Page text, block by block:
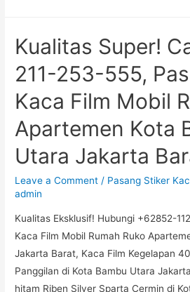
085
253
555,
Stiker
Kaca
Mobil
Ruko
Apartemen
Slipi
Jakarta
Kualitas Super!
211-253-555,
Kaca Film Mobil
Apartemen Kota
Utara Jakarta
Leave a Comment / Pasang Stiker
admin
Kualitas Eksklusif! Hubungi +62852-
Kaca Film Mobil Rumah Ruko
Jakarta Barat, Kaca Film Kegelapan
Panggilan di Kota Bambu Utara
hitam Riben Silver Sparta Cermin di